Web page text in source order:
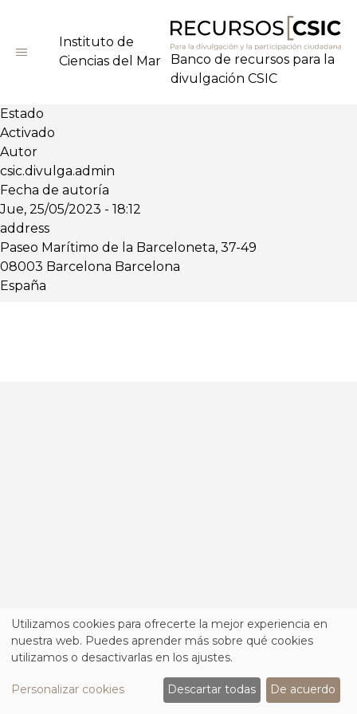
contenidoInstituto de
Ciencias del Mar
Banco de recursos para la
divulgación CSIC
Estado
Activado
Autor
csic.divulga.admin
Fecha de autoría
Jue, 25/05/2023 - 18:12
address
Paseo Marítimo de la Barceloneta, 37-49
08003 Barcelona Barcelona
España
Utilizamos cookies para ofrecerte la mejor experiencia en
nuestra web. Puedes aprender más sobre qué cookies
utilizamos o desactivarlas en los ajustes.
Personalizar cookies Descartar todas De acuerdo